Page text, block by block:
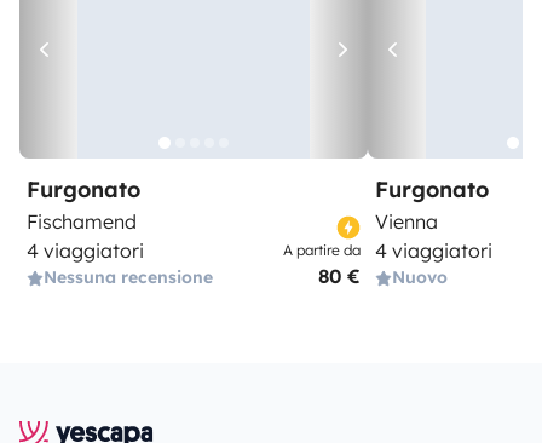
Furgonato
Fischamend
4 viaggiatori
Nessuna recensione
A partire da
80 €
Furgonato
Vienna
4 viaggiatori
Nuovo